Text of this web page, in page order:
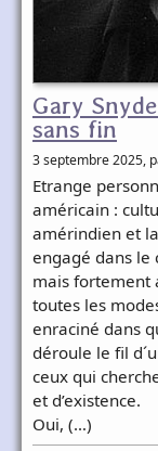
Gary
sans fin
3 septembre 2025,
Etrange
américain :
amérindien et
engagé dans le
mais fortement
toutes les
enraciné dans
déroule le fil
ceux qui
et d’existence.
Oui, (…)